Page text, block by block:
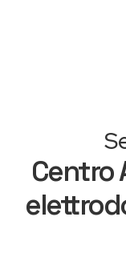
Centro